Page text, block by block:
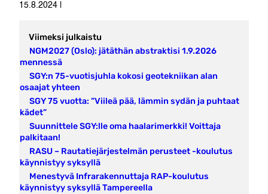
15.8.2024 |
Viimeksi julkaistu
NGM2027 (Oslo): jätäthän abstraktisi 1.9.2026
mennessä
SGY:n 75-vuotisjuhla kokosi geotekniikan alan
osaajat yhteen
SGY 75 vuotta: ”Viileä pää, lämmin sydän ja puhtaat
kädet”
Suunnittele SGY:lle oma haalarimerkki! Voittaja
palkitaan!
RASU – Rautatiejärjestelmän perusteet -koulutus
käynnistyy syksyllä
Menestyvä Infrarakennuttaja RAP-koulutus
käynnistyy syksyllä Tampereella